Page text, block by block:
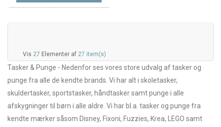
Vis 27 Elementer af 27 item(s)
Tasker & Punge - Nedenfor ses vores store udvalg af tasker og
punge fra alle de kendte brands. Vi har alt i skoletasker,
skuldertasker, sportstasker, håndtasker samt punge i alle
afskygninger til børn i alle aldre. Vi har bl.a. tasker og punge fra
kendte mærker såsom Disney, Fixoni, Fuzzies, Krea, LEGO samt